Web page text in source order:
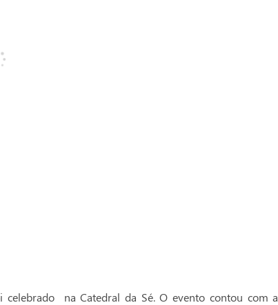
celebrado na Catedral da Sé. O evento contou com a